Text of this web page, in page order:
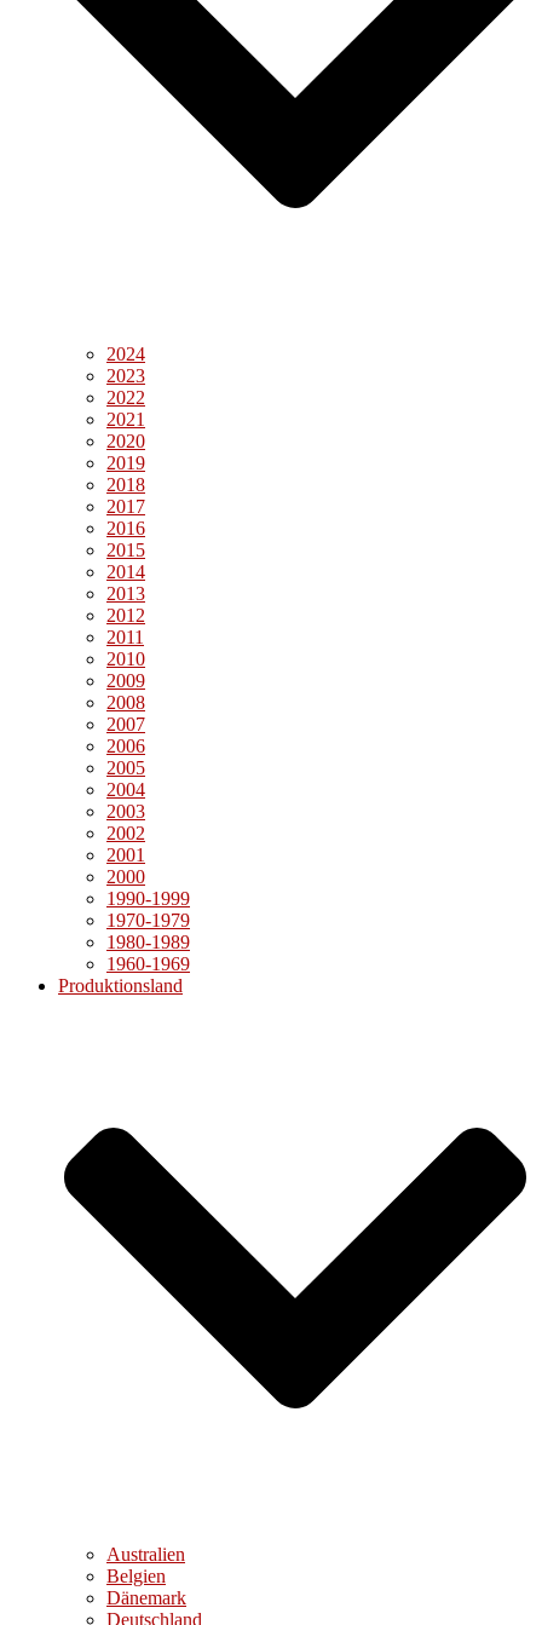
2024
2023
2022
2021
2020
2019
2018
2017
2016
2015
2014
2013
2012
2011
2010
2009
2008
2007
2006
2005
2004
2003
2002
2001
2000
1990-1999
1970-1979
1980-1989
1960-1969
Produktionsland
Australien
Belgien
Dänemark
Deutschland